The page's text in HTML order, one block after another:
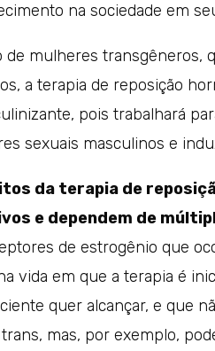
na sociedade em
de mulheres transgêneros,
a terapia de reposição
pois trabalhará
sexuais masculinos e
da terapia de
e dependem de
de estrogênio que
vida em que a terapia é
quer alcançar, e que
mas, por exemplo,